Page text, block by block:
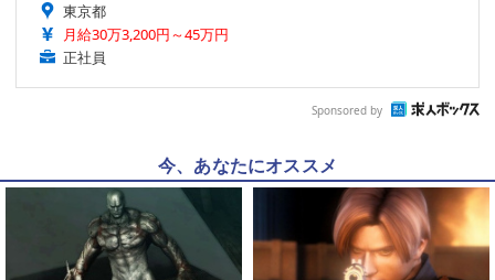
東京都
月給30万3,200円～45万円
正社員
Sponsored by
今、あなたにオススメ